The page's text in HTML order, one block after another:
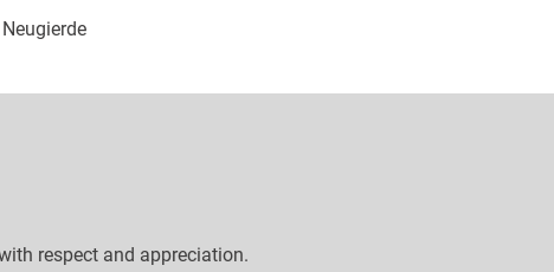
respect and appreciation.